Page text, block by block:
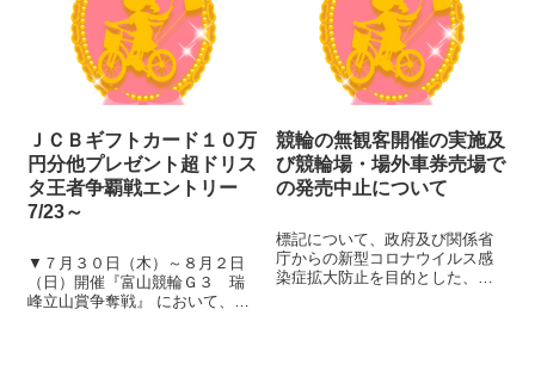
日（水...
ＪＣＢギフトカード１０万
円分他プレゼント超ドリス
タ王者争覇戦エントリー
7/23～
▼７月３０日（木）～８月２日
（日）開催『富山競輪Ｇ３ 瑞
峰立山賞争奪戦』 において、電
競輪の無観客開催の実施及
び競輪場・場外車券売場で
の発売中止について
標記について、政府及び関係省
庁からの新型コロナウイルス感
染症拡大防止を目的とした、イ